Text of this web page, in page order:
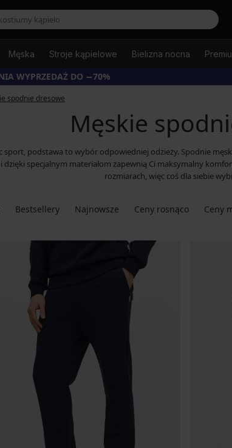
Męska Stroje kąpielowe Bielizna nocna
WYPRZEDAŻ DO −70%
spodnie dresowe
Męskie
sport, podstawa to wybór odpowiedniej odzieży. Spodnie
dzięki specjalnym materiałom zapewnią Ci maksymalny
rozmiarach, więc coś dla siebie
Bestsellery Najnowsze Ceny rosnąco Ceny